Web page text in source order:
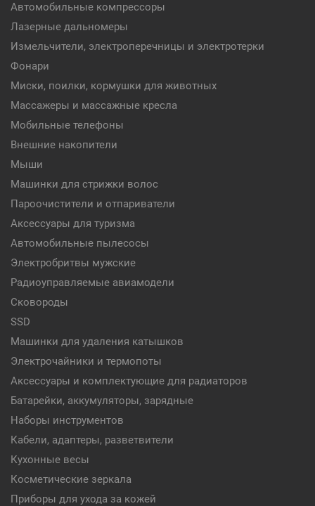
Автомобильные компрессоры
Лазерные дальномеры
Измельчители, электроперечницы и электротерки
Фонари
Миски, поилки, кормушки для животных
Массажеры и массажные кресла
Мобильные телефоны
Внешние накопители
Мыши
Машинки для стрижки волос
Пароочистители и отпариватели
Аксессуары для туризма
Автомобильные пылесосы
Электробритвы мужские
Радиоуправляемые авиамодели
Сковороды
SSD
Машинки для удаления катышков
Электрочайники и термопоты
Аксессуары и комплектующие для радиаторов
Батарейки, аккумуляторы, зарядные
Наборы инструментов
Кабели, адаптеры, разветвители
Кухонные весы
Косметические зеркала
Приборы для ухода за кожей